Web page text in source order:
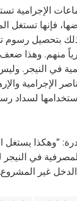
الإجرامية
فإنها تستغل
منهم. وهذا
في النيجر.
الإجرامية
لسداد
”وهكذا يستغل
في
غير